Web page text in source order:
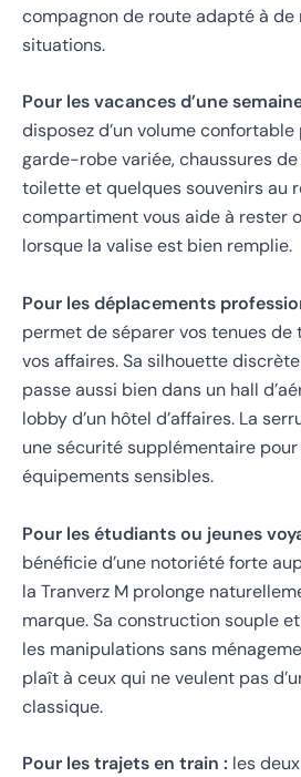
compagnon de route adapté à de
situations.
Pour les vacances d’une
disposez d’un volume
garde-robe variée, chaussures
toilette et quelques souvenirs au
compartiment vous aide à rester
lorsque la valise est bien remplie.
Pour les déplacements
permet de séparer vos tenues de
vos affaires. Sa silhouette
passe aussi bien dans un hall
lobby d’un hôtel d’affaires. La
une sécurité supplémentaire
équipements sensibles.
Pour les étudiants ou jeunes
bénéficie d’une notoriété forte
la Tranverz M prolonge
marque. Sa construction souple
les manipulations sans
plaît à ceux qui ne veulent pas
classique.
Pour les trajets en train : les